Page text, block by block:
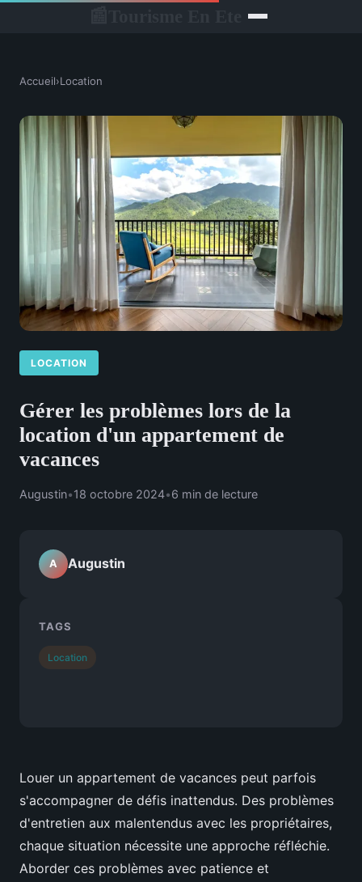
Accueil›Location
LOCATION
Gérer les problèmes lors de la
location d'un appartement de
vacances
Augustin•18 octobre 2024•6 min de lecture
Louer un appartement de vacances peut parfois
s'accompagner de défis inattendus. Des problèmes
d'entretien aux malentendus avec les propriétaires,
chaque situation nécessite une approche réfléchie.
Aborder ces problèmes avec patience et
A Augustin
TAGS
Location